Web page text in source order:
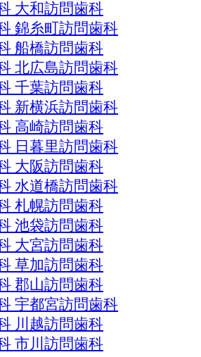
大和訪問歯科
錦糸町訪問歯科
船橋訪問歯科
北広島訪問歯科
千葉訪問歯科
新横浜訪問歯科
高崎訪問歯科
日暮里訪問歯科
大阪訪問歯科
水道橋訪問歯科
札幌訪問歯科
池袋訪問歯科
大宮訪問歯科
草加訪問歯科
郡山訪問歯科
宇都宮訪問歯科
川越訪問歯科
市川訪問歯科